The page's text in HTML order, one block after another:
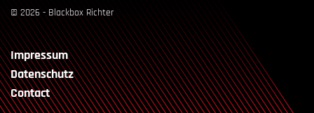
© 2026 - Blackbox Richter
Impressum
Datenschutz
Contact